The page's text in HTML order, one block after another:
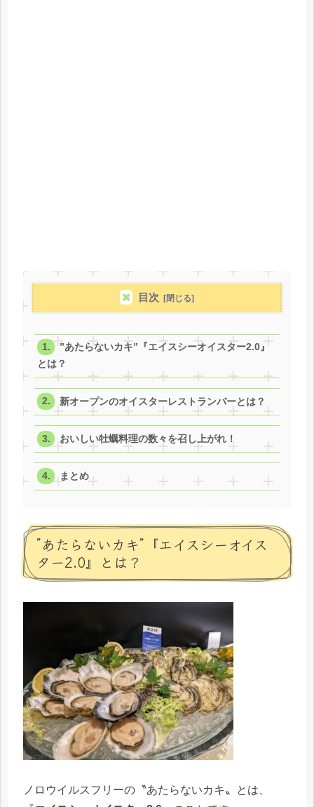
目次
”あたらないカキ”『エイスシーオイスター2.0』
とは？
新オープンのオイスターレストランバーとは？
おいしい牡蠣料理の数々を召し上がれ！
まとめ
”あたらないカキ”『エイスシーオイス
ター2.0』とは？
ノロウイルスフリーの〝あたらないカキ〟とは、